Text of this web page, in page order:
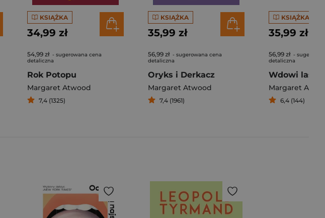
KSIĄŻKA
34,99 zł
54,99 zł - sugerowana cena
detaliczna
Rok Potopu
Margaret Atwood
7,4 (1325)
KSIĄŻKA
35,99 zł
56,99 zł - sugerowana cena
detaliczna
Oryks i Derkacz
Margaret Atwood
7,4 (1961)
KSIĄŻKA
35,99 zł
56,99 zł -
detaliczna
Wdowi las
Margaret
6,4 (144)